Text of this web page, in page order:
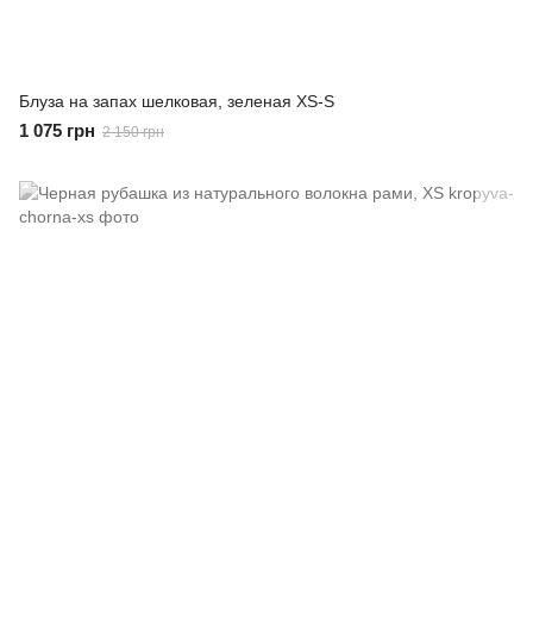
Блуза на запах шелковая, зеленая XS-S
1 075 грн 2 150 грн